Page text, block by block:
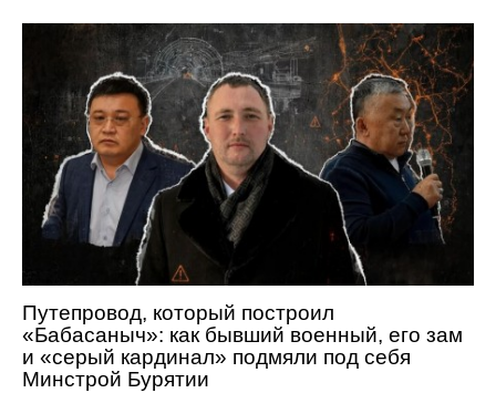
Путепровод, который построил
«Бабасаныч»: как бывший военный, его зам
и «серый кардинал» подмяли под себя
Минстрой Бурятии